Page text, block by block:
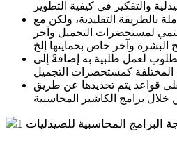
بالطريقة التقليدية، ولكن مع
لمستحضرات التجميل وآخر
لعمل طلبية به إضافةً إلى
قواعد يتم تحديدها عن طريق